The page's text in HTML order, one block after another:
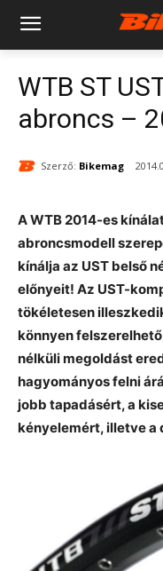
WTB ST
abroncs –
Szerző: Bikemag
A WTB 2014-es
abroncsmodell
kínálja az UST belső
előnyeit! Az UST-
tökéletesen
könnyen
nélküli megoldást
hagyományos felni
jobb tapadásért, a
kényelemért, illetve